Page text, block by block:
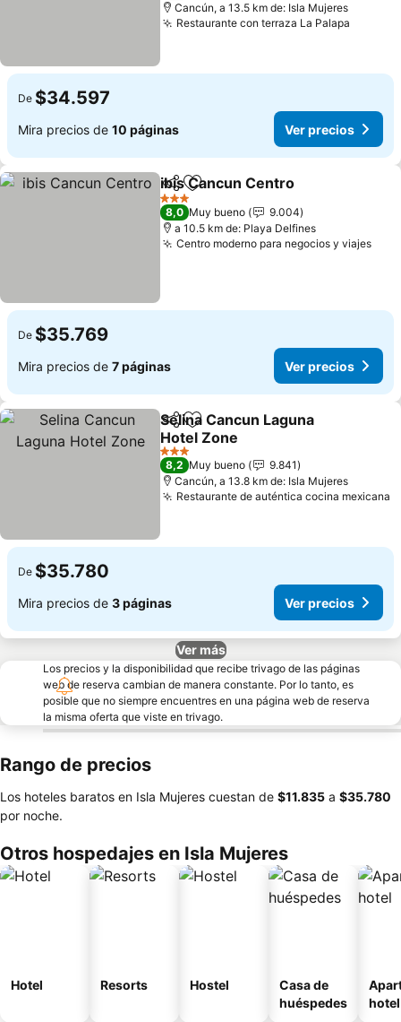
Cancún, a 13.5 km de: Isla Mujeres
Restaurante con terraza La Palapa
De $34.597
Mira precios de 10 páginas Ver precios
CompartirAgregar a favoritos
ibis Cancun Centro
3 Estrellas
8,0 Muy bueno
9.004
a 10.5 km de: Playa Delfines
Centro moderno para negocios y viajesVer
De $35.769
Mira precios de 7 páginas Ver precios
CompartirAgregar a favoritos
Selina Cancun Laguna
Hotel Zone
Ver precios
3 Estrellas
8,2 Muy bueno
9.841
Cancún, a 13.8 km de: Isla Mujeres
Restaurante de auténtica cocina mexicana
De $35.780
Mira precios de 3 páginas Ver precios
Ver más
Los precios y la disponibilidad que recibe trivago de las páginas
web de reserva cambian de manera constante. Por lo tanto, es
posible que no siempre encuentres en una página web de reserva
la misma oferta que viste en trivago.
Rango de precios
Los hoteles baratos en Isla Mujeres cuestan de ‎$11.835 a ‎$35.780
por noche.
Otros hospedajes en Isla Mujeres
Hotel Resorts Hostel
Casa de
huéspedes
hotel